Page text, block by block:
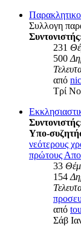
Συλλογη
231
500
από
Τρί
Υπο-
νεότερους
πρώτους
33
154
από
Σάβ